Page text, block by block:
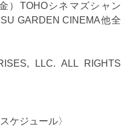
）TOHOシネマズシャン
GARDEN CINEMA他全
LLC. ALL RIGHTS
ケジュール〉